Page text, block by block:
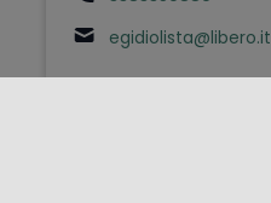
egidiolista@libero.it